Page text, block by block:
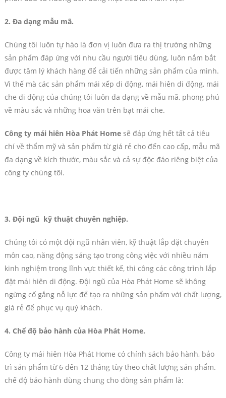
2. Đa dạng mẫu mã.
Chúng tôi luôn tự hào là đơn vị luôn đưa ra thị trường những
sản phẩm đáp ứng với nhu cầu người tiêu dùng, luôn nắm bắt
được tâm lý khách hàng để cải tiến những sản phẩm của mình.
Vì thế mà các sản phẩm mái xếp di động, mái hiên di động, mái
che di động của chúng tôi luôn đa dạng về mẫu mã, phong phú
về màu sắc và những hoa văn trên bạt mái che.
Công ty mái hiên Hòa Phát Homesẽ đáp ứng hết tất cả tiêu
chí về thẩm mỹ và sản phẩm từ giá rẻ cho đến cao cấp, mẫu mã
đa dạng về kích thước, màu sắc và cả sự độc đáo riêng biệt của
công ty chúng tôi.
3. Đội ngũ kỹ thuật chuyên nghiệp.
Chúng tôi có một đội ngũ nhân viên, kỹ thuật lắp đặt chuyên
môn cao, năng động sáng tạo trong công việc với nhiều năm
kinh nghiệm trong lĩnh vực thiết kế, thi công các công trình lắp
đặt mái hiên di động. Đội ngũ của Hòa Phát Home sẽ không
ngừng cố gắng nỗ lực để tạo ra những sản phẩm với chất lượng,
giá rẻ để phục vụ quý khách.
4. Chế độ bảo hành của Hòa Phát Home.
Công ty mái hiên Hòa Phát Home có chính sách bảo hành, bảo
trì sản phẩm từ 6 đến 12 tháng tùy theo chất lượng sản phẩm.
chế độ bảo hành dùng chung cho dòng sản phẩm là: